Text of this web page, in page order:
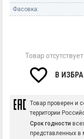
Фасовка:
Товар отсутствует
В
Товар проверен и
территории
Срок годности
представленных в